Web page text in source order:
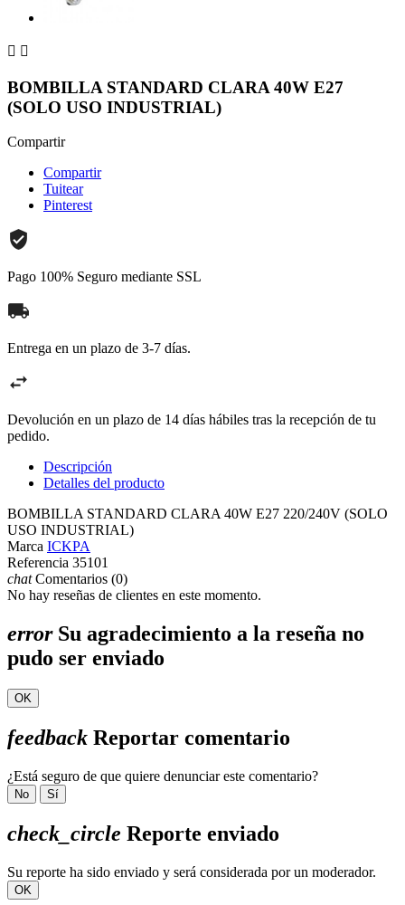
 
BOMBILLA STANDARD CLARA 40W E27
(SOLO USO INDUSTRIAL)
Compartir
Compartir
Tuitear
Pinterest
Pago 100% Seguro mediante SSL
Entrega en un plazo de 3-7 días.
Devolución en un plazo de 14 días hábiles tras la recepción de tu
pedido.
Descripción
Detalles del producto
BOMBILLA STANDARD CLARA 40W E27 220/240V (SOLO
USO INDUSTRIAL)
Marca ICKPA
Referencia 35101
chatComentarios (0)
No hay reseñas de clientes en este momento.
errorSu agradecimiento a la reseña no
pudo ser enviado
OK
feedback Reportar comentario
¿Está seguro de que quiere denunciar este comentario?
No Sí
check_circle Reporte enviado
Su reporte ha sido enviado y será considerada por un moderador.
OK